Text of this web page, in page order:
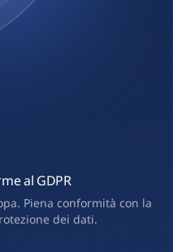
al GDPR
Piena conformità con la
dei dati.